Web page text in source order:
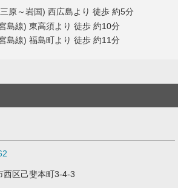
原～岩国) 西広島より 徒歩 約5分
島線) 東高須より 徒歩 約10分
島線) 福島町より 徒歩 約11分
西区己斐本町3-4-3